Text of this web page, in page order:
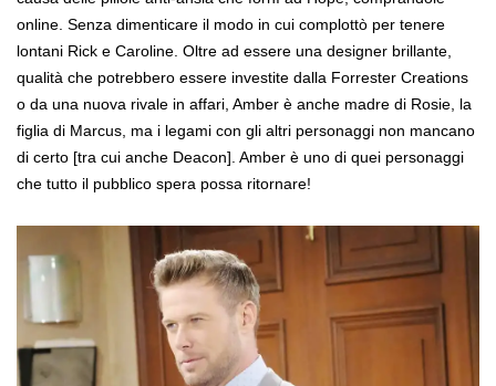
online. Senza dimenticare il modo in cui complottò per tenere
lontani Rick e Caroline. Oltre ad essere una designer brillante,
qualità che potrebbero essere investite dalla Forrester Creations
o da una nuova rivale in affari, Amber è anche madre di Rosie, la
figlia di Marcus, ma i legami con gli altri personaggi non mancano
di certo [tra cui anche Deacon]. Amber è uno di quei personaggi
che tutto il pubblico spera possa ritornare!